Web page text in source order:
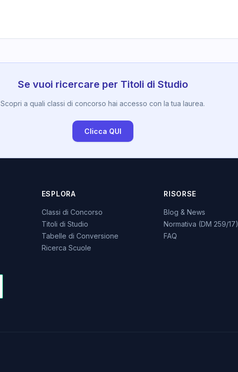
Se vuoi ricercare per Titoli di Studio
Scopri a quali classi di concorso hai accesso con la tua laurea.
Clicca QUI
ESPLORA
Classi di Concorso
Titoli di Studio
Tabelle di Conversione
Ricerca Scuole
RISORSE
Blog & News
Normativa (DM 259/17)
FAQ